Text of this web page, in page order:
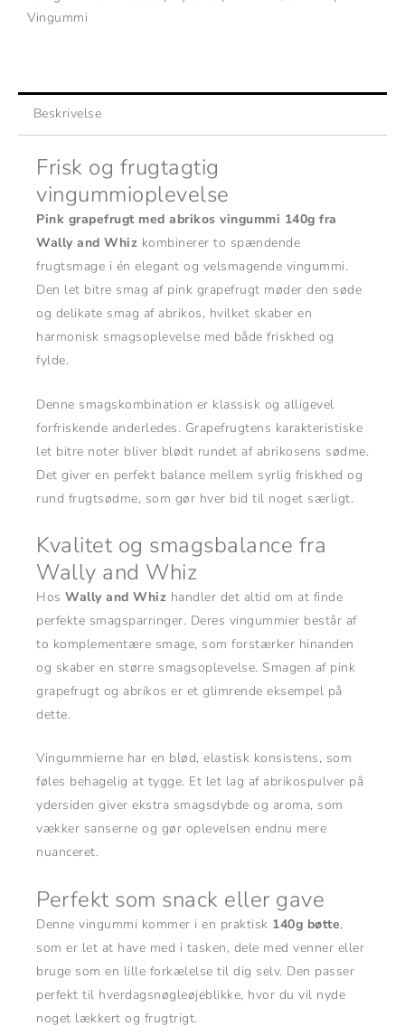
Wally
antal
Vingummi
Beskrivelse
Frisk og frugtagtig
vingummioplevelse
Pink grapefrugt med abrikos vingummi 140g fra
Wally and Whiz kombinerer to spændende
frugtsmage i én elegant og velsmagende vingummi.
Den let bitre smag af pink grapefrugt møder den søde
og delikate smag af abrikos, hvilket skaber en
harmonisk smagsoplevelse med både friskhed og
fylde.
Denne smagskombination er klassisk og alligevel
forfriskende anderledes. Grapefrugtens karakteristiske
let bitre noter bliver blødt rundet af abrikosens sødme.
Det giver en perfekt balance mellem syrlig friskhed og
rund frugtsødme, som gør hver bid til noget særligt.
Kvalitet og smagsbalance fra
Wally and Whiz
Hos Wally and Whiz handler det altid om at finde
perfekte smagsparringer. Deres vingummier består af
to komplementære smage, som forstærker hinanden
og skaber en større smagsoplevelse. Smagen af pink
grapefrugt og abrikos er et glimrende eksempel på
dette.
Vingummierne har en blød, elastisk konsistens, som
føles behagelig at tygge. Et let lag af abrikospulver på
ydersiden giver ekstra smagsdybde og aroma, som
vækker sanserne og gør oplevelsen endnu mere
nuanceret.
Perfekt som snack eller gave
Denne vingummi kommer i en praktisk 140g bøtte,
som er let at have med i tasken, dele med venner eller
bruge som en lille forkælelse til dig selv. Den passer
perfekt til hverdagsnøgleøjeblikke, hvor du vil nyde
noget lækkert og frugtrigt.